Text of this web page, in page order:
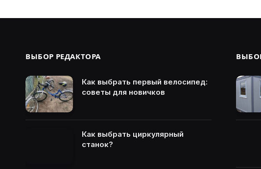
ВЫБОР РЕДАКТОРА
Как выбрать первый велосипед:
советы для новичков
Как выбрать циркулярный
станок?